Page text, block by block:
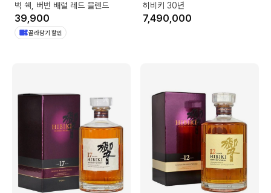
벅 쉑, 버번 배럴 레드 블렌드
39,900
골라담기 할인
히비키 30년
7,490,000